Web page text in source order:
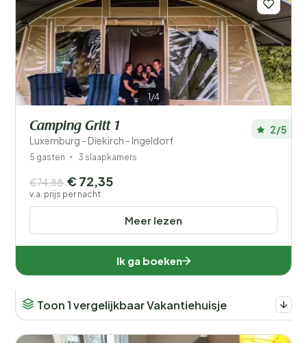
1/4
Camping Gritt 1
Luxemburg - Diekirch - Ingeldorf
2/5
5 gasten 3 slaapkamers
Meer lezen
€74,88 € 72,35
v.a. prijs per nacht
Ik ga boeken
Toon 1 vergelijkbaar Vakantiehuisje